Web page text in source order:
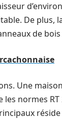
De plus,
de bois
Une
les normes